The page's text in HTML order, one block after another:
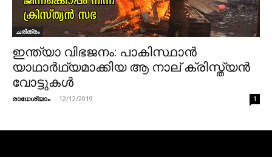
ചരിത്രം
ഇന്ത്യാ വിഭജനം: പാകിസ്ഥാൻ
യാഥാർഥ്യമാക്കിയ ആ നാല് ക്രിസ്ത്യൻ
വോട്ടുകൾ
രാധേശ്യാം - 12/12/2019 1